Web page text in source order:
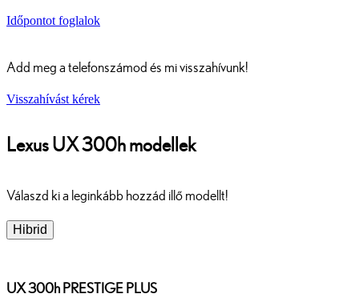
Időpontot foglalok
Add meg a telefonszámod és mi visszahívunk!
Visszahívást kérek
Lexus UX 300h modellek
Válaszd ki a leginkább hozzád illő modellt!
Hibrid
UX 300h PRESTIGE PLUS